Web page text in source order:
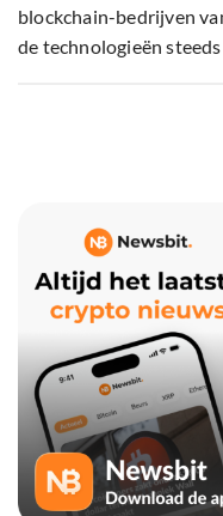
blockchain-bedrijven
de technologieën